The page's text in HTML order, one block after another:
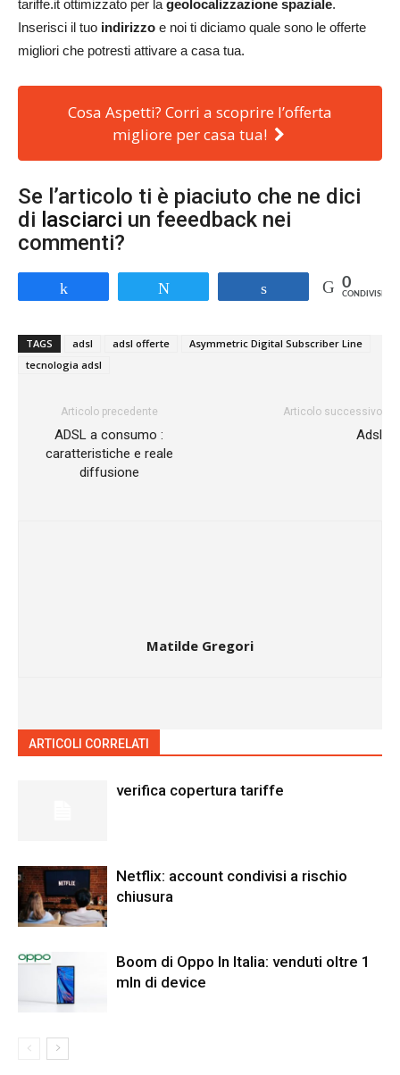
tariffe.it ottimizzato per la geolocalizzazione spaziale.
Inserisci il tuo indirizzo e noi ti diciamo quale sono le offerte
migliori che potresti attivare a casa tua.
Cosa Aspetti? Corri a scoprire l’offerta
migliore per casa tua!
Se l’articolo ti è piaciuto che ne dici
di lasciarci un feeedback nei
commenti?
0
CONDIVISIONI
TAGS adsl adsl offerte
Asymmetric Digital Subscriber Line
tecnologia adsl
Articolo precedente
ADSL a consumo :
caratteristiche e reale
diffusione
Articolo successivo
Adsl
Matilde Gregori
ARTICOLI CORRELATI
verifica copertura tariffe
Netflix: account condivisi a rischio
chiusura
Boom di Oppo In Italia: venduti oltre 1
mln di device